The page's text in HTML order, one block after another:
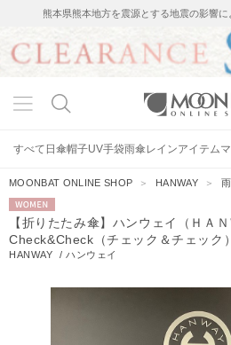
熊本県熊本地方を震源とする地震の影響
すべて 日傘帽子UV手袋雨傘レインアイテム
MOONBAT ONLINE SHOP ＞ HANWAY ＞
WOMEN
【折りたたみ傘】ハンウェイ（ＨＡＮ
Check&Check（チェック＆チェック）
HANWAY /ハンウェイ